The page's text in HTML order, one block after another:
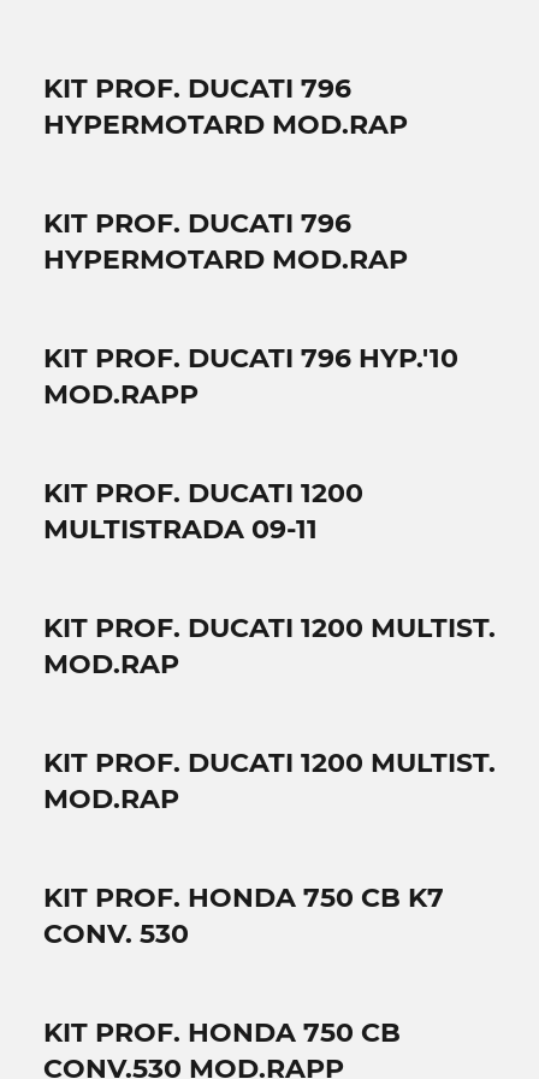
KIT PROF. DUCATI 796
HYPERMOTARD MOD.RAP
KIT PROF. DUCATI 796
HYPERMOTARD MOD.RAP
KIT PROF. DUCATI 796 HYP.'10
MOD.RAPP
KIT PROF. DUCATI 1200
MULTISTRADA 09-11
KIT PROF. DUCATI 1200 MULTIST.
MOD.RAP
KIT PROF. DUCATI 1200 MULTIST.
MOD.RAP
KIT PROF. HONDA 750 CB K7
CONV. 530
KIT PROF. HONDA 750 CB
CONV.530 MOD.RAPP